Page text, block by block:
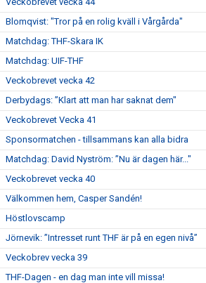
Blomqvist: "Tror på en rolig kväll i Vårgårda"
Matchdag: THF-Skara IK
Matchdag: UIF-THF
Veckobrevet vecka 42
Derbydags: ”Klart att man har saknat dem"
Veckobrevet Vecka 41
Sponsormatchen - tillsammans kan alla bidra
Matchdag: David Nyström: ”Nu är dagen här..."
Veckobrevet vecka 40
Välkommen hem, Casper Sandén!
Höstlovscamp
Jörnevik: ”Intresset runt THF är på en egen nivå”
Veckobrev vecka 39
THF-Dagen - en dag man inte vill missa!